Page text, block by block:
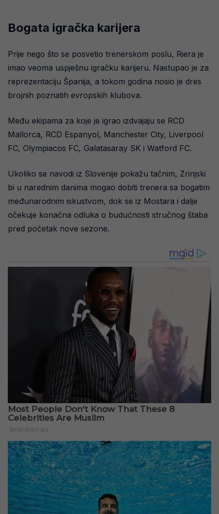
Bogata igračka karijera
Prije nego što se posvetio trenerskom poslu, Riera je
imao veoma uspješnu igračku karijeru. Nastupao je za
reprezentaciju Španija, a tokom godina nosio je dres
brojnih poznatih evropskih klubova.
Među ekipama za koje je igrao izdvajaju se RCD
Mallorca, RCD Espanyol, Manchester City, Liverpool
FC, Olympiacos FC, Galatasaray SK i Watford FC.
Ukoliko se navodi iz Slovenije pokažu tačnim, Zrinjski
bi u narednim danima mogao dobiti trenera sa bogatim
međunarodnim iskustvom, dok se iz Mostara i dalje
očekuje konačna odluka o budućnosti stručnog štaba
pred početak nove sezone.